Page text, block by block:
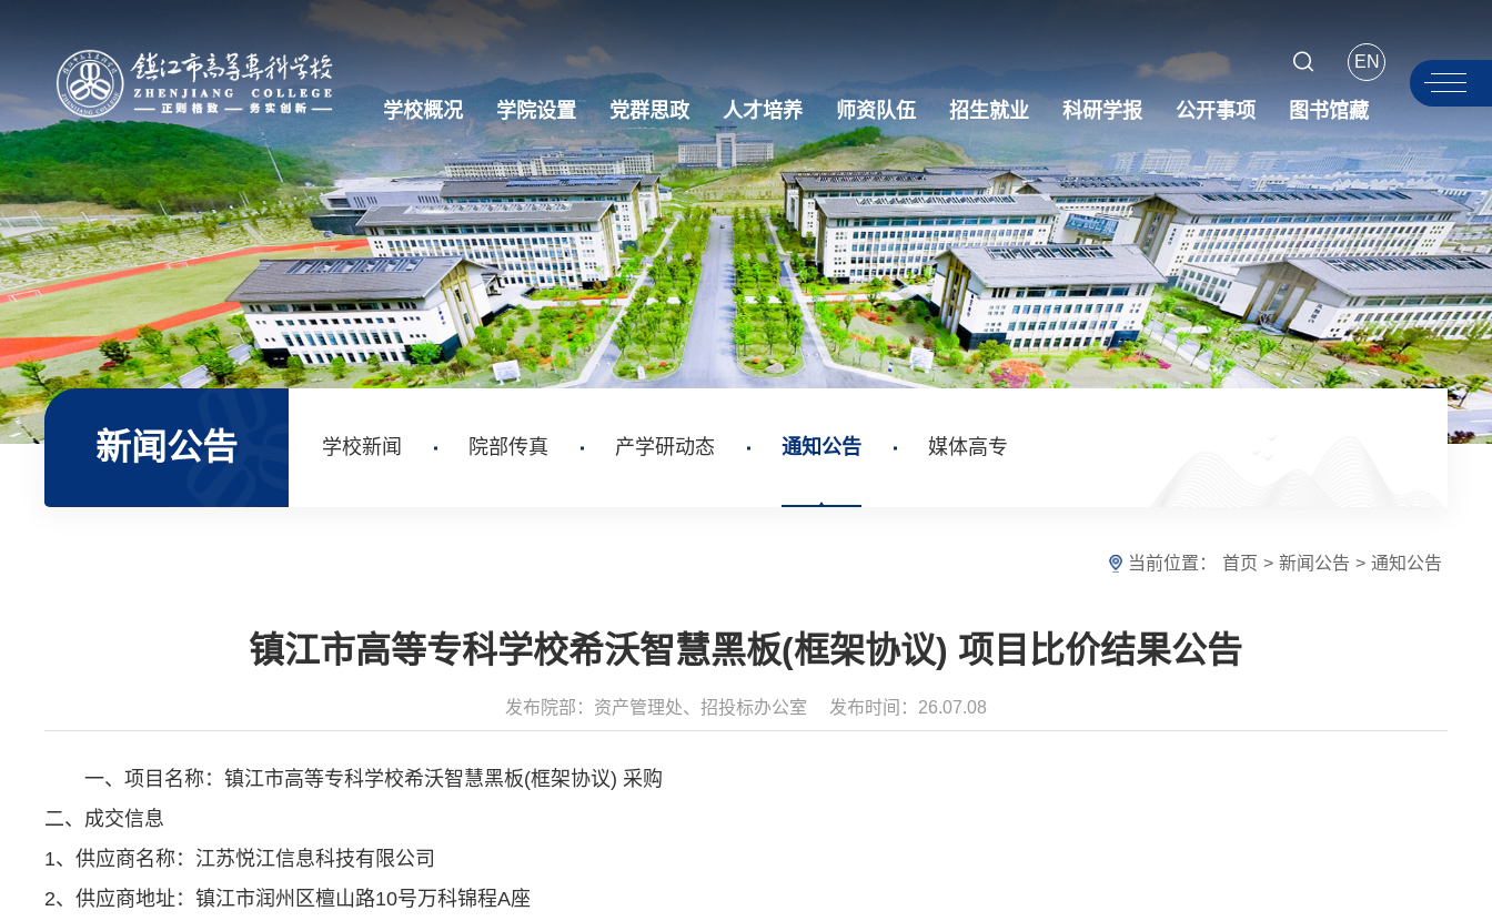
EN
学校概况 学院设置 党群思政 人才培养 师资队伍 招生就业 科研学报 公开事项 图书馆藏
新闻公告 学校新闻 院部传真 产学研动态 通知公告 媒体高专
当前位置： 首页 > 新闻公告 > 通知公告
镇江市高等专科学校希沃智慧黑板(框架协议) 项目比价结果公告
发布院部：资产管理处、招投标办公室 发布时间：26.07.08
一、项目名称：镇江市高等专科学校希沃智慧黑板(框架协议) 采购
二、成交信息
1、供应商名称：江苏悦江信息科技有限公司
2、供应商地址：镇江市润州区檀山路10号万科锦程A座